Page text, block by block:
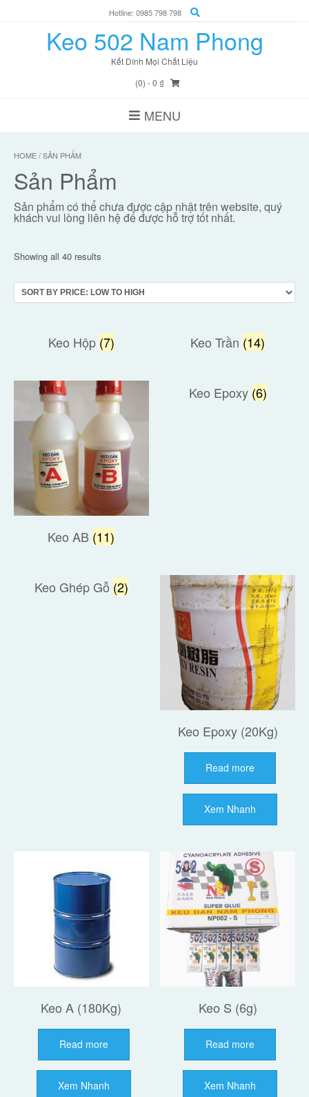
Hotline: 0985 798 798
Keo 502 Nam Phong
Kết Dính Mọi Chất Liệu
(0) - 0 ₫
MENU
HOME/ SẢN PHẨM
Sản Phẩm
Sản phẩm có thể chưa được cập nhật trên website, quý
khách vui lòng liên hệ để được hỗ trợ tốt nhất.
Showing all 40 results
Keo Hộp (7) Keo Trần (14)
Keo AB (11)
Keo Epoxy (6)
Keo Ghép Gỗ (2)
Keo Epoxy (20Kg)
Read more
Xem Nhanh
Keo A (180Kg)
Read more
Xem Nhanh
Keo S (6g)
Read more
Xem Nhanh